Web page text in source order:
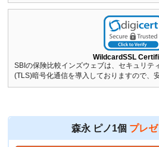
WildcardSSL
SBIの保険比較インズウェブは、セキュリテ
(TLS)暗号化通信を導入しておりますので、
森永 ピノ1個 プレ